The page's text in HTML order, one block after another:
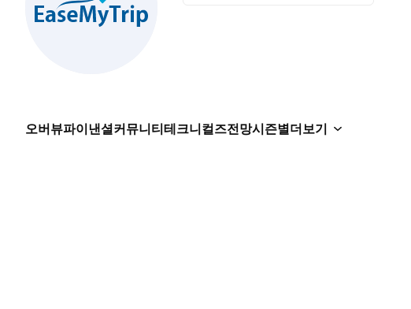
오버뷰파이낸셜커뮤니티테크니컬즈전망시즌별더보기